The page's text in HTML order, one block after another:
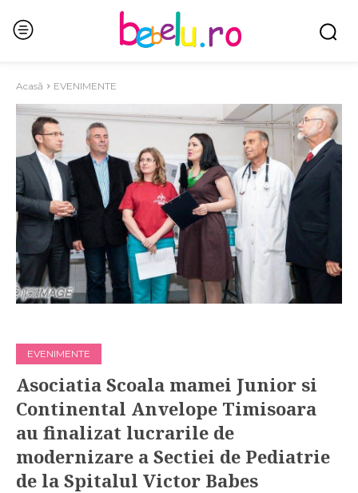
Acasă EVENIMENTE
EVENIMENTE
Asociatia Scoala mamei Junior si
Continental Anvelope Timisoara
au finalizat lucrarile de
modernizare a Sectiei de Pediatrie
de la Spitalul Victor Babes